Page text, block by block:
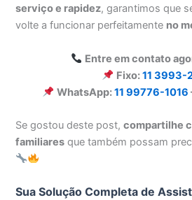
serviço e rapidez, garantimos que
volte a funcionar perfeitamente no
Entre em contato
Fixo:11 3993-
WhatsApp:11 99776-1016
Se gostou deste post,compartilhe
familiares que também possam
Sua Solução Completa de